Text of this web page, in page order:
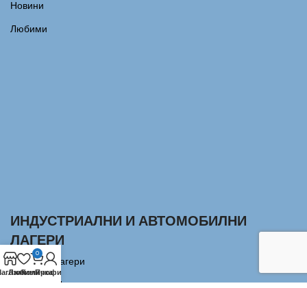
Новини
Любими
ИНДУСТРИАЛНИ И АВТОМОБИЛНИ
ЛАГЕРИ
Сачмени лагери
Аксиални Лагери
Любими
0
Количка
Профил